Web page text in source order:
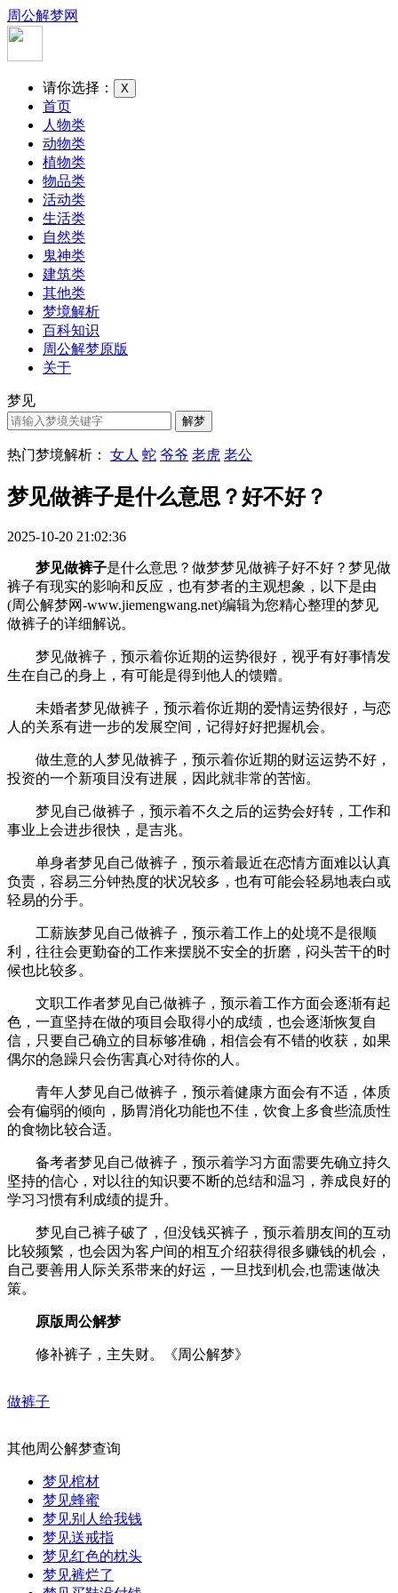
周公解梦网
请你选择： X
首页
人物类
动物类
植物类
物品类
活动类
生活类
自然类
鬼神类
建筑类
其他类
梦境解析
百科知识
周公解梦原版
关于
梦见
热门梦境解析： 女人 蛇 爷爷 老虎 老公
梦见做裤子是什么意思？好不好？
2025-10-20 21:02:36
梦见做裤子是什么意思？做梦梦见做裤子好不好？梦见做
裤子有现实的影响和反应，也有梦者的主观想象，以下是由
(周公解梦网-www.jiemengwang.net)编辑为您精心整理的梦见
做裤子的详细解说。
梦见做裤子，预示着你近期的运势很好，视乎有好事情发
生在自己的身上，有可能是得到他人的馈赠。
未婚者梦见做裤子，预示着你近期的爱情运势很好，与恋
人的关系有进一步的发展空间，记得好好把握机会。
做生意的人梦见做裤子，预示着你近期的财运运势不好，
投资的一个新项目没有进展，因此就非常的苦恼。
梦见自己做裤子，预示着不久之后的运势会好转，工作和
事业上会进步很快，是吉兆。
单身者梦见自己做裤子，预示着最近在恋情方面难以认真
负责，容易三分钟热度的状况较多，也有可能会轻易地表白或
轻易的分手。
工薪族梦见自己做裤子，预示着工作上的处境不是很顺
利，往往会更勤奋的工作来摆脱不安全的折磨，闷头苦干的时
候也比较多。
文职工作者梦见自己做裤子，预示着工作方面会逐渐有起
色，一直坚持在做的项目会取得小的成绩，也会逐渐恢复自
信，只要自己确立的目标够准确，相信会有不错的收获，如果
偶尔的急躁只会伤害真心对待你的人。
青年人梦见自己做裤子，预示着健康方面会有不适，体质
会有偏弱的倾向，肠胃消化功能也不佳，饮食上多食些流质性
的食物比较合适。
备考者梦见自己做裤子，预示着学习方面需要先确立持久
坚持的信心，对以往的知识要不断的总结和温习，养成良好的
学习习惯有利成绩的提升。
梦见自己裤子破了，但没钱买裤子，预示着朋友间的互动
比较频繁，也会因为客户间的相互介绍获得很多赚钱的机会，
自己要善用人际关系带来的好运，一旦找到机会,也需速做决
策。
原版周公解梦
修补裤子，主失财。《周公解梦》
做裤子
其他周公解梦查询
梦见棺材
梦见蜂蜜
梦见别人给我钱
梦见送戒指
梦见红色的枕头
梦见裤烂了